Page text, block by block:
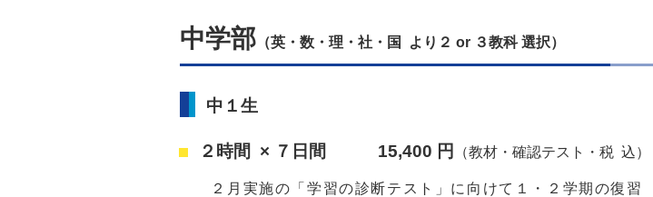
中学部 （英・数・理・社・国 より２ or ３教科 選択）
中１生
２時間 × ７日間 15,400 円 （教材・確認テスト・税 込）
２月実施の「学習の診断テスト」に向けて１・２学期の復習